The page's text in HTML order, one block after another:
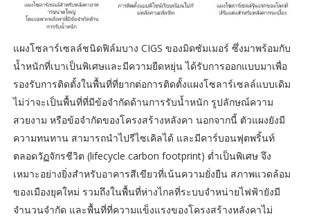
แผงโซลาร์เซลล์ชนิดฟิล์มบาง CIGS ของมิดซัมเมอร์ ซึ่งมาพร้อมกับ
น้ำหนักที่เบาเป็นพิเศษและมีความยืดหยุ่น ได้รับการออกแบบมาเพื่อ
รองรับการติดตั้งในพื้นที่ที่ยากต่อการติดตั้งแผงโซลาร์เซลล์แบบเดิม
ไม่ว่าจะเป็นพื้นที่ที่มีข้อจำกัดด้านการรับน้ำหนัก รูปลักษณ์ความ
สวยงาม หรือข้อจำกัดของโครงสร้างหลังคา นอกจากนี้ ตัวแผงยังมี
ความทนทาน สามารถนำไปรีไซเคิลได้ และมีคาร์บอนฟุตพริ้นท์
ตลอดวัฏจักรชีวิต (lifecycle carbon footprint) ต่ำเป็นพิเศษ จึง
เหมาะอย่างยิ่งสำหรับอาคารสีเขียวที่เน้นความยั่งยืน สภาพแวดล้อม
ของเมืองยุคใหม่ รวมถึงในพื้นที่ห่างไกลที่ระบบจำหน่ายไฟฟ้ายังมี
จำนวนจำกัด และพื้นที่ที่ความแข็งแรงของโครงสร้างหลังคาไม่